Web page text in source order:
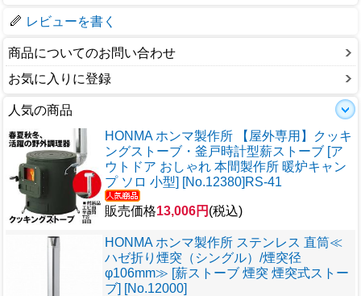
レビューを書く
商品についてのお問い合わせ
お気に入りに登録
人気の商品
HONMA ホンマ製作所 【屋外専用】クッキ
ングストーブ・釜戸時計型薪ストーブ [ア
ウトドア おしゃれ 本間製作所 暖炉キャン
プ ソロ 小型] [No.12380]RS-41
販売価格13,006円 (税込)
HONMA ホンマ製作所 ステンレス 直筒≪
ハゼ折り煙突（シングル）/煙突径
φ106mm≫ [薪ストーブ 煙突 煙突式ストー
ブ] [No.12000]